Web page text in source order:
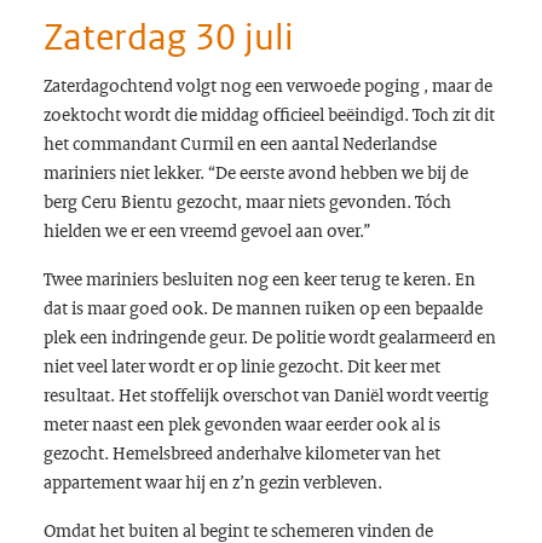
Zaterdag 30 juli
Zaterdagochtend volgt nog een verwoede poging , maar de
zoektocht wordt die middag officieel beëindigd. Toch zit dit
het commandant Curmil en een aantal Nederlandse
mariniers niet lekker. “De eerste avond hebben we bij de
berg Ceru Bientu gezocht, maar niets gevonden. Tóch
hielden we er een vreemd gevoel aan over.”
Twee mariniers besluiten nog een keer terug te keren. En
dat is maar goed ook. De mannen ruiken op een bepaalde
plek een indringende geur. De politie wordt gealarmeerd en
niet veel later wordt er op linie gezocht. Dit keer met
resultaat. Het stoffelijk overschot van Daniël wordt veertig
meter naast een plek gevonden waar eerder ook al is
gezocht. Hemelsbreed anderhalve kilometer van het
appartement waar hij en z’n gezin verbleven.
Omdat het buiten al begint te schemeren vinden de